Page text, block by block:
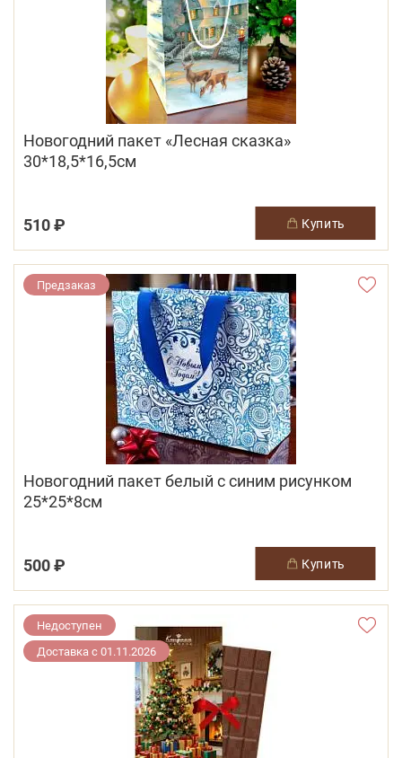
Новогодний пакет «Лесная сказка»
30*18,5*16,5см
510 ₽ купить
Предзаказ
Новогодний пакет белый с синим рисунком
25*25*8см
500 ₽ купить
Недоступен
Доставка с 01.11.2026